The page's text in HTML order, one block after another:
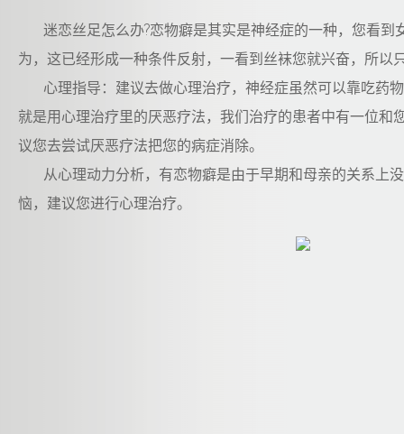
迷恋丝足怎么办?恋物癖是其实是神经症的一种，您看
为，这已经形成一种条件反射，一看到丝袜您就兴奋，所以
心理指导：建议去做心理治疗，神经症虽然可以靠吃药
就是用心理治疗里的厌恶疗法，我们治疗的患者中有一位
议您去尝试厌恶疗法把您的病症消除。
从心理动力分析，有恋物癖是由于早期和母亲的关系上
恼，建议您进行心理治疗。